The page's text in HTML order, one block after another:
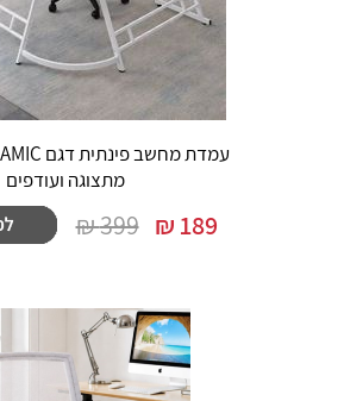
מתצוגה ועודפים
189
₪
399 ₪